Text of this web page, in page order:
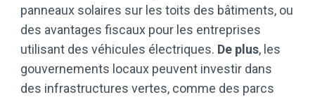
panneaux solaires sur les toits des bâtiments, ou
des avantages fiscaux pour les entreprises
utilisant des véhicules électriques. De plus, les
gouvernements locaux peuvent investir dans
des infrastructures vertes, comme des parcs